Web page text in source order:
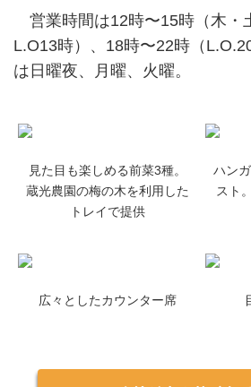
営業時間は12時〜15時（木・
L.O13時）、18時〜22時（
は日曜夜、月曜、火曜。
見た目も楽しめる前菜3種。
蔵光農園の梅の木を利用した
トレイで提供
ハン
スト
広々としたカウンター席